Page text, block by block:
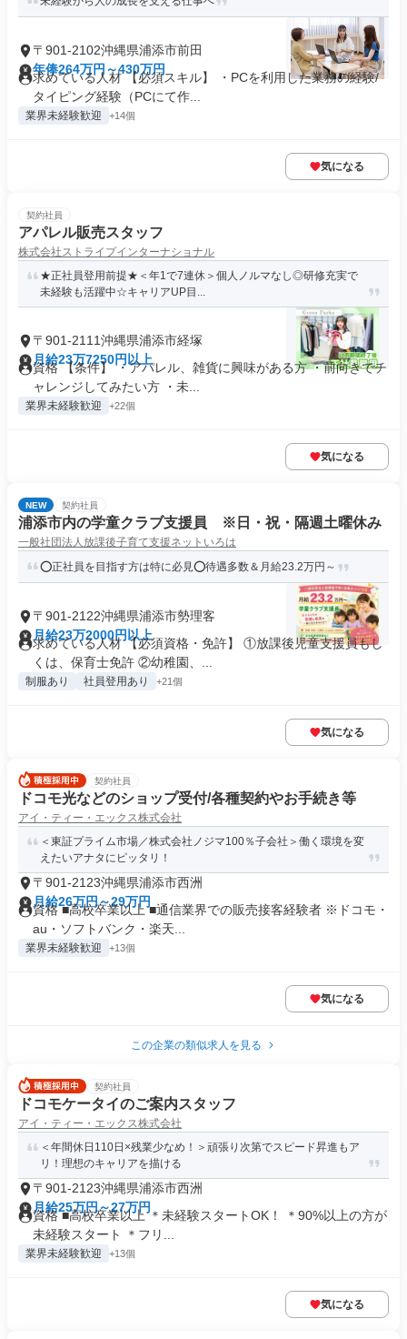
〒901-2102沖縄県浦添市前田
年俸264万円～430万円
求めている人材 【必須スキル】 ・PCを利用した業務の経験/
タイピング経験（PCにて作...
業界未経験歓迎 +14個
気になる
契約社員
アパレル販売スタッフ
株式会社ストライプインターナショナル
★正社員登用前提★＜年1で7連休＞個人ノルマなし◎研修充実で
未経験も活躍中☆キャリアUP目...
〒901-2111沖縄県浦添市経塚
月給23万7250円以上
資格 【条件】 ・アパレル、雑貨に興味がある方 ・前向きでチ
ャレンジしてみたい方 ・未...
業界未経験歓迎 +22個
気になる
NEW 契約社員
浦添市内の学童クラブ支援員 ※日・祝・隔週土曜休み
一般社団法人放課後子育て支援ネットいろは
⭕正社員を目指す方は特に必見⭕待遇多数＆月給23.2万円～
〒901-2122沖縄県浦添市勢理客
月給23万2000円以上
求めている人材 【必須資格・免許】 ①放課後児童支援員もし
くは、保育士免許 ②幼稚園、...
制服あり 社員登用あり +21個
気になる
契約社員
ドコモ光などのショップ受付/各種契約やお手続き等
アイ・ティー・エックス株式会社
＜東証プライム市場／株式会社ノジマ100％子会社＞働く環境を変
えたいアナタにピッタリ！
〒901-2123沖縄県浦添市西洲
月給26万円～29万円
資格 ■高校卒業以上 ■通信業界での販売接客経験者 ※ドコモ・
au・ソフトバンク・楽天...
業界未経験歓迎 +13個
気になる
この企業の類似求人を見る
契約社員
ドコモケータイのご案内スタッフ
アイ・ティー・エックス株式会社
＜年間休日110日×残業少なめ！＞頑張り次第でスピード昇進もア
リ！理想のキャリアを描ける
〒901-2123沖縄県浦添市西洲
月給25万円～27万円
資格 ■高校卒業以上 ＊未経験スタートOK！ ＊90%以上の方が
未経験スタート ＊フリ...
業界未経験歓迎 +13個
気になる